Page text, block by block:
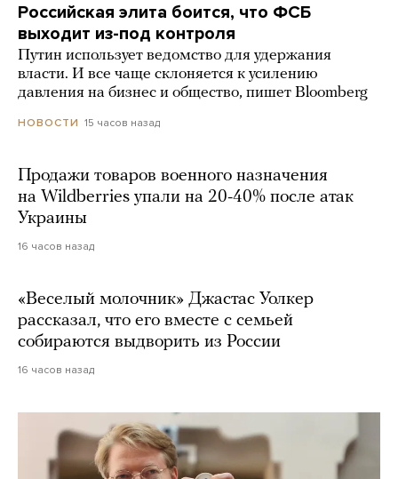
Российская элита боится, что ФСБ
выходит из-под контроля
Путин использует ведомство для удержания
власти. И все чаще склоняется к усилению
давления на бизнес и общество, пишет Bloomberg
НОВОСТИ 15 часов назад
Продажи товаров военного назначения
на Wildberries упали на 20-40% после атак
Украины
16 часов назад
«Веселый молочник» Джастас Уолкер
рассказал, что его вместе с семьей
собираются выдворить из России
16 часов назад